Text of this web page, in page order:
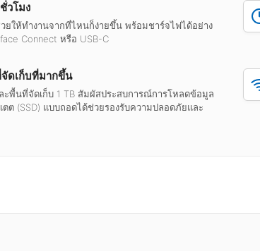
วโมง
ยให้ทำงานจากที่ไหนก็ง่ายขึ้น พร้อมชาร์จไฟได้อย่าง
Connect หรือ USB-C
ดเก็บที่มากขึ้น
ะพื้นที่จัดเก็บ 1 TB สัมผัสประสบการณ์การโหลดข้อมูล
ต (SSD) แบบถอดได้ช่วยรองรับความปลอดภัยและ